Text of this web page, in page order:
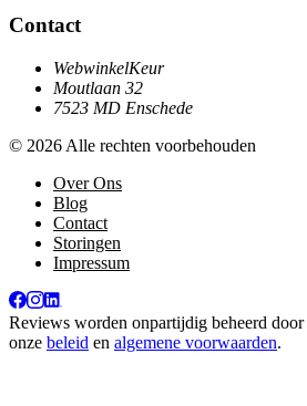
Contact
WebwinkelKeur
Moutlaan 32
7523 MD Enschede
© 2026 Alle rechten voorbehouden
Over Ons
Blog
Contact
Storingen
Impressum
Reviews worden onpartijdig beheerd door
onze beleid en algemene voorwaarden.